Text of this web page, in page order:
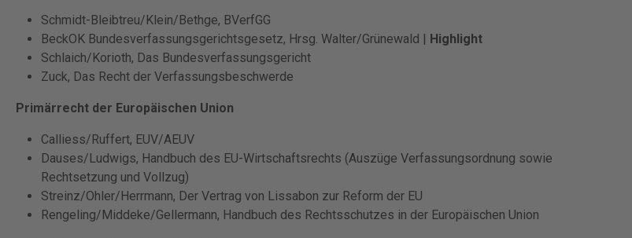
Schmidt-Bleibtreu/Klein/Bethge, BVerfGG
BeckOK Bundesverfassungsgerichtsgesetz, Hrsg. Walter/Grünewald | Highlight
Schlaich/Korioth, Das Bundesverfassungsgericht
Zuck, Das Recht der Verfassungsbeschwerde
Primärrecht der Europäischen Union
Calliess/Ruffert, EUV/AEUV
Dauses/Ludwigs, Handbuch des EU-Wirtschaftsrechts (Auszüge Verfassungsordnung sowie
Rechtsetzung und Vollzug)
Streinz/Ohler/Herrmann, Der Vertrag von Lissabon zur Reform der EU
Rengeling/Middeke/Gellermann, Handbuch des Rechtsschutzes in der Europäischen Union